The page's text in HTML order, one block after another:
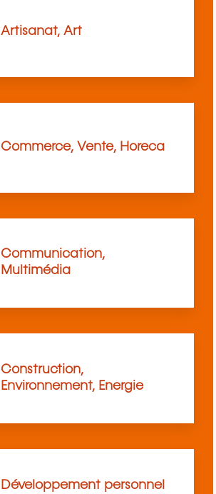
Artisanat, Art
Commerce, Vente, Horeca
Communication,
Multimédia
Construction,
Environnement, Energie
Développement personnel